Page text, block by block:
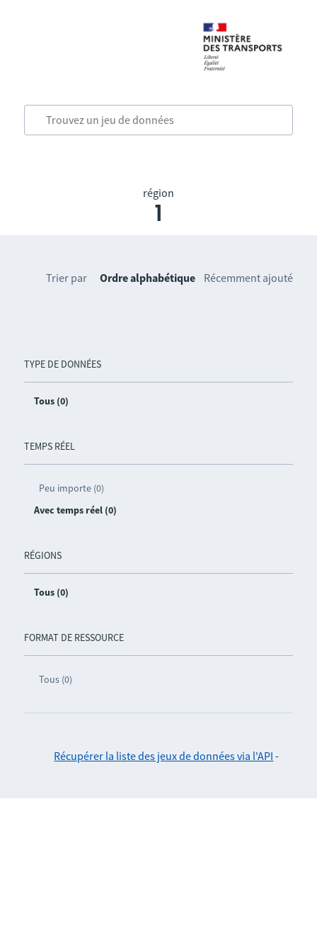
région
1
TYPE DE DONNÉES
Tous (0)
TEMPS RÉEL
Peu importe (0)
Avec temps réel (0)
RÉGIONS
Tous (0)
FORMAT DE RESSOURCE
Tous (0)
Trier par Ordre alphabétique Récemment ajouté
Récupérer la liste des jeux de données via l'API -